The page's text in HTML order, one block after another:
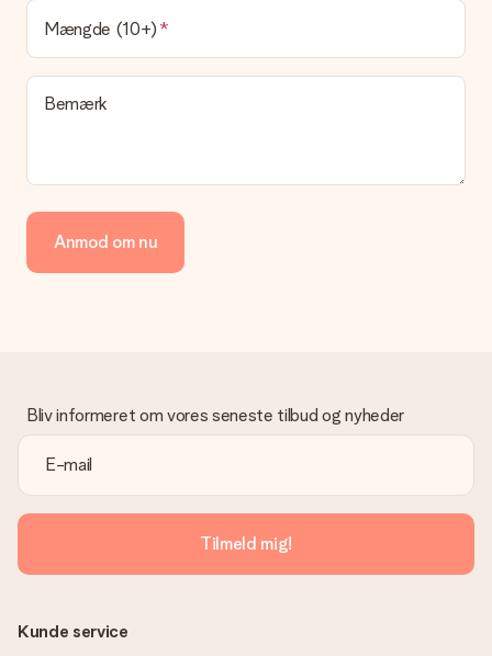
Mængde (10+)
Bemærk
Anmod om nu
Bliv informeret om vores seneste tilbud og nyheder
Tilmeld mig!
Kunde service